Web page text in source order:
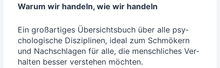
War­um wir han­deln, wie wir handeln
Ein groß­ar­ti­ges Über­sichts­buch über alle psy­
cho­lo­gi­sche Dis­zi­pli­nen, ide­al zum Schmö­kern
und Nach­schla­gen für alle, die mensch­li­ches Ver­
hal­ten bes­ser ver­ste­hen möch­ten.